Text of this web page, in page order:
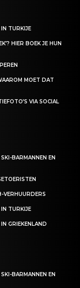
TURKIJE
HIER BOEK JE HUN
MOET DAT
VIA SOCIAL
BARMANNEN EN
VERHUURDERS
TURKIJE
GRIEKENLAND
BARMANNEN EN